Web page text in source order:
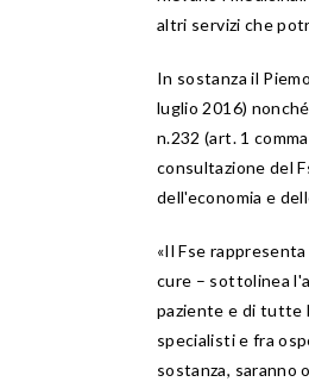
altri servizi che
In sostanza il
luglio 2016)
n.232 (art. 1
consultazione del
dell'economia e
«Il Fse
cure – sottolinea
paziente e di tutte
specialisti e fra
sostanza,